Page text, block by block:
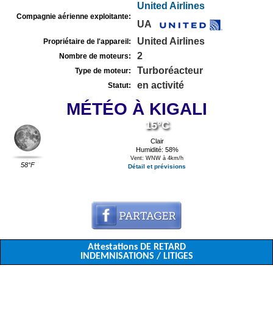
Compagnie aérienne exploitante:
United Airlines
UA
Propriétaire de l'appareil: United Airlines
Nombre de moteurs: 2
Type de moteur: Turboréacteur
Statut: en activité
MÉTÉO À KIGALI
58°F
15°C
Clair
Humidité: 58%
Vent: WNW à 4km/h
Détail et prévisions
Attestations DE RETARD
INDEMNISATIONS / LITIGES